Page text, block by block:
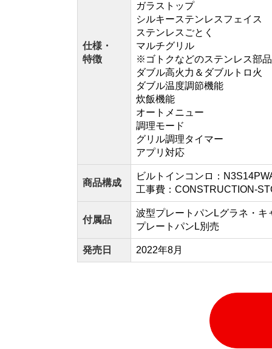
仕様・
特徴
ガラストップ
シルキーステンレスフェイス
ステンレスごとく
マルチグリル
※ゴトクなどのステンレス部
ダブル高火力＆ダブルトロ火
ダブル温度調節機能
炊飯機能
オートメニュー
調理モード
グリル調理タイマー
アプリ対応
商品構成
ビルトインコンロ：
工事費：CONSTRUCTION-
付属品
波型プレートパンLグラネ・キ
プレートパンL別売
発売日 2022年8月